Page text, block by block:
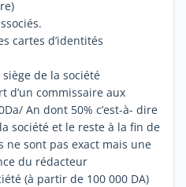
cartes d’identités
de la société
d’un commissaire aux
An dont 50% c’est-à- dire
société et le reste à la fin de
ne sont pas exact mais une
du rédacteur
(à partir de 100 000 DA)